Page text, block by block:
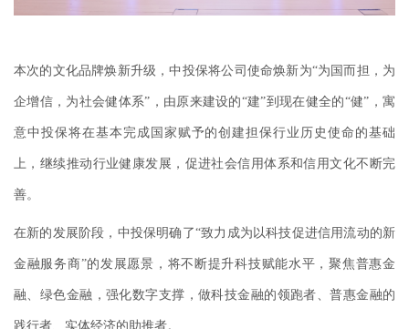
本次的文化品牌焕新升级，中投保将公司使命焕新为“为国而担，为
企增信，为社会健体系”，由原来建设的“建”到现在健全的“健”，寓
意中投保将在基本完成国家赋予的创建担保行业历史使命的基础
上，继续推动行业健康发展，促进社会信用体系和信用文化不断完
善。
在新的发展阶段，中投保明确了“致力成为以科技促进信用流动的新
金融服务商”的发展愿景，将不断提升科技赋能水平，聚焦普惠金
融、绿色金融，强化数字支撑，做科技金融的领跑者、普惠金融的
践行者、实体经济的助推者。